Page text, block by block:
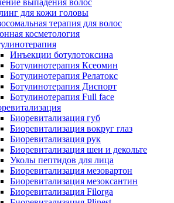
выпадения волос
для кожи головы
терапия для волос
косметология
Инъекции ботулотоксина
Ботулинотерапия Ксеомин
Ботулинотерапия Релатокс
Ботулинотерапия Диспорт
Ботулинотерапия Full face
Биоревитализация губ
Биоревитализация вокруг глаз
Биоревитализация рук
Биоревитализация шеи и декольте
Уколы пептидов для лица
Биоревитализация мезовартон
Биоревитализация мезоксантин
Биоревитализация Filorga